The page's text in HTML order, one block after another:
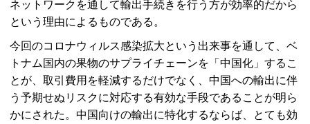
ネットワークを通して輸出手続きを行う方が効率的だから
という理由によるものである。
今回のコロナウィルス感染拡大という出来事を通して、ベ
トナム国内の果物のサプライチェーンを「中国化」するこ
とが、取引費用を軽減するだけでなく、中国への輸出に伴
う予期せぬリスクに対応する有効な手段であることが明ら
かにされた。中国向けの輸出に特化するならば、とても効